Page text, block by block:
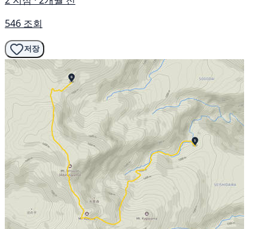
546 조회
저장